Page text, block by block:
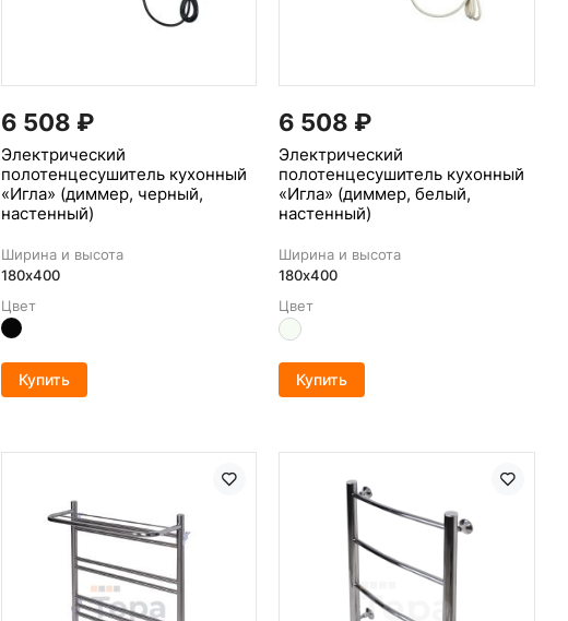
6 508 ₽
Электрический
полотенцесушитель кухонный
«Игла» (диммер, черный,
настенный)
Ширина и высота
180х400
Цвет
Купить
6 508 ₽
Электрический
полотенцесушитель кухонный
«Игла» (диммер, белый,
настенный)
Ширина и высота
180х400
Цвет
Купить